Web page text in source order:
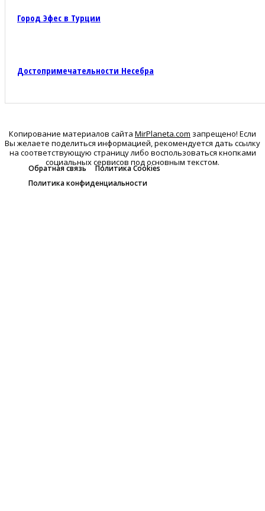
Город Эфес в Турции
Достопримечательности Несебра
Копирование материалов сайта MirPlaneta.com запрещено! Если
Вы желаете поделиться информацией, рекомендуется дать ссылку
на соответствующую страницу либо воспользоваться кнопками
социальных сервисов под основным текстом.
Обратная связь
Политика Cookies
Политика конфиденциальности